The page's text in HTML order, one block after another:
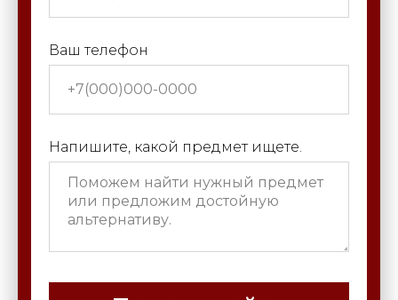
Ваш телефон
Напишите, какой предмет ищете.